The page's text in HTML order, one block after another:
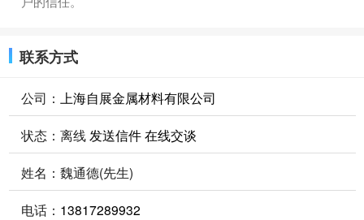
联系方式
公司： 上海自展金属材料有限公司
状态：离线 发送信件在线交谈
姓名：魏通德(先生)
电话： 13817289932